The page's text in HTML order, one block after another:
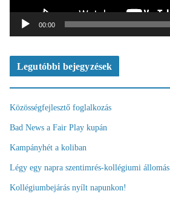
00:00
Legutóbbi bejegyzések
Közösségfejlesztő foglalkozás
Bad News a Fair Play kupán
Kampányhét a koliban
Légy egy napra szentimrés-kollégiumi állomás
Kollégiumbejárás nyílt napunkon!